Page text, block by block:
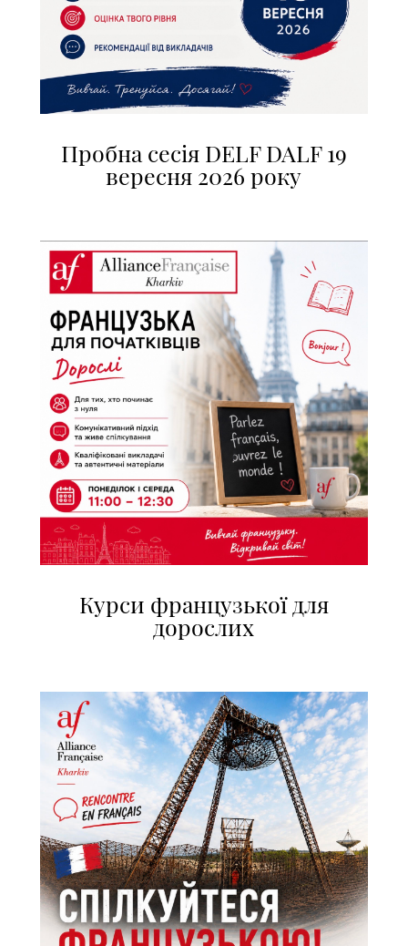
Пробна сесія DELF DALF 19
вересня 2026 року
Курси французької для
дорослих